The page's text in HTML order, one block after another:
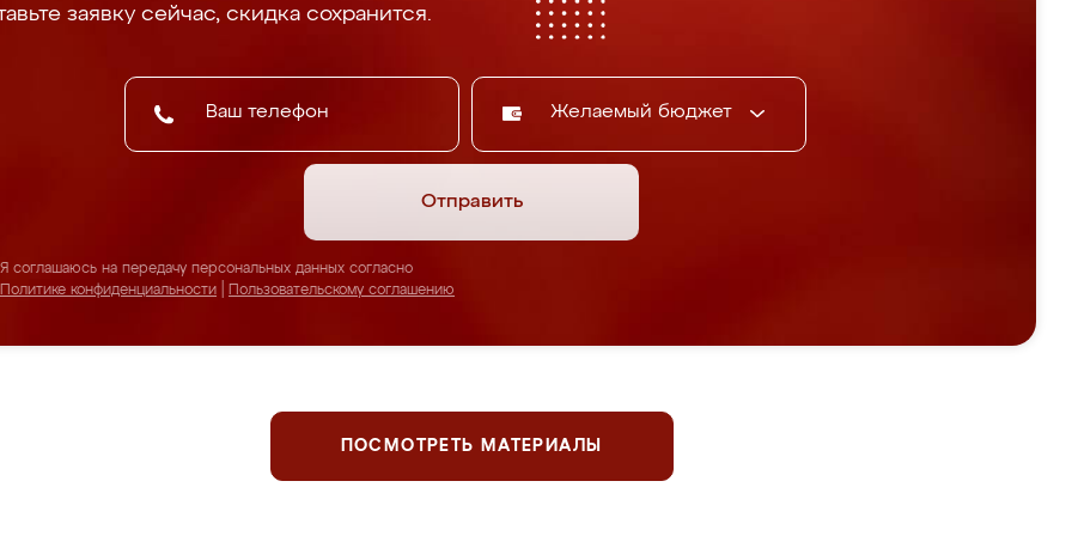
заявку сейчас, скидка сохранится.
Желаемый бюджет
Отправить
Я соглашаюсь на передачу персональных данных согласно
Политике конфиденциальности
Пользовательскому соглашению
ПОСМОТРЕТЬ МАТЕРИАЛЫ